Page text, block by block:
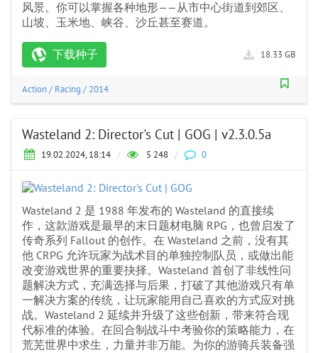
风景。你可以掌握各种地形——从市中心街道到郊区、
山坡、玉米地、峡谷、沙丘甚至赛道。
下载种子 18.33 GB
Action/ Racing / 2014
Wasteland 2: Director's Cut | GOG | v2.3.0.5а
19.02.2024, 18:14 / 5 248 / 0
Wasteland 2 是 1988 年发布的 Wasteland 的直接续
作，这款游戏是最早的末日题材电脑 RPG，也曾启发了
传奇系列 Fallout 的创作。在 Wasteland 之前，没有其
他 CRPG 允许玩家为战术目的单独控制队员，或做出能
改变游戏世界的重要抉择。Wasteland 首创了非线性问
题解决方式，充满选择与后果，打破了其他游戏只有单
一解决方案的传统，让玩家能用自己喜欢的方式应对挑
战。Wasteland 2 延续并升级了这些创新，带来符合现
代标准的体验。在回合制战斗中考验你的策略能力，在
荒芜世界中求生，力量并非万能。为你的游骑兵装备强